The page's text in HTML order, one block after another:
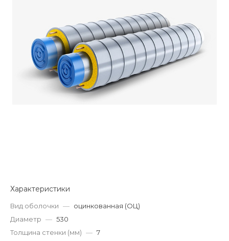
Характеристики
Вид оболочки — оцинкованная (ОЦ)
Диаметр — 530
Толщина стенки (мм) — 7